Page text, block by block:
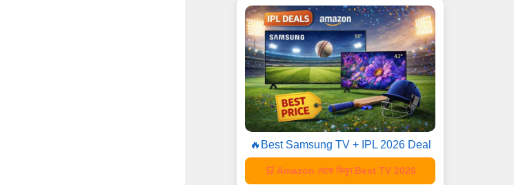
🔥Best Samsung TV + IPL 2026 Deal
🛒 Amazon থেকে কিনুন Best TV 2026